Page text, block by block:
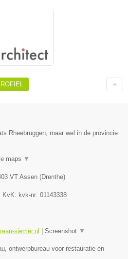
Rheebruggen, maar wel in de provincie
maps ▼
VTAssen (Drenthe)
KvK: kvk-nr: 01143338
siemer.nl Screenshot ▼
ontwerpbureau voor restauratie en